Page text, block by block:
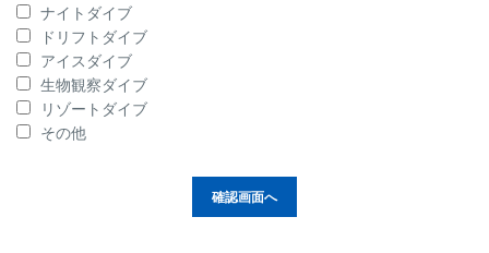
ナイトダイブ
ドリフトダイブ
アイスダイブ
生物観察ダイブ
リゾートダイブ
その他
確認画面へ